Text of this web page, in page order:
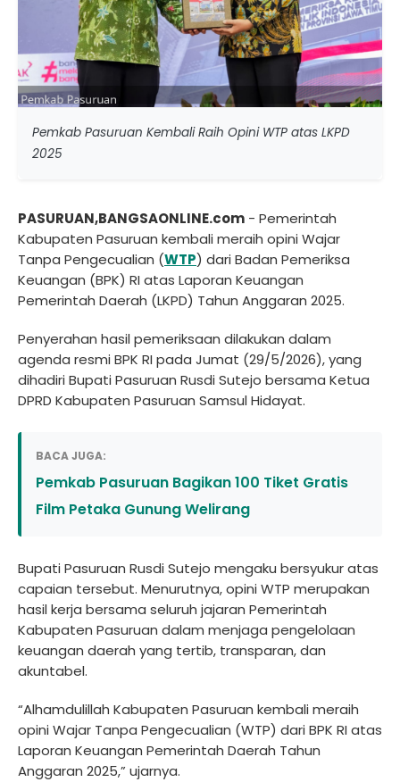
Pemkab Pasuruan Kembali Raih Opini WTP atas LKPD
2025
PASURUAN,BANGSAONLINE.com - Pemerintah
Kabupaten Pasuruan kembali meraih opini Wajar
Tanpa Pengecualian (WTP) dari Badan Pemeriksa
Keuangan (BPK) RI atas Laporan Keuangan
Pemerintah Daerah (LKPD) Tahun Anggaran 2025.
Penyerahan hasil pemeriksaan dilakukan dalam
agenda resmi BPK RI pada Jumat (29/5/2026), yang
dihadiri Bupati Pasuruan Rusdi Sutejo bersama Ketua
DPRD Kabupaten Pasuruan Samsul Hidayat.
BACA JUGA:
Pemkab Pasuruan Bagikan 100 Tiket Gratis
Film Petaka Gunung Welirang
Bupati Pasuruan Rusdi Sutejo mengaku bersyukur atas
capaian tersebut. Menurutnya, opini WTP merupakan
hasil kerja bersama seluruh jajaran Pemerintah
Kabupaten Pasuruan dalam menjaga pengelolaan
keuangan daerah yang tertib, transparan, dan
akuntabel.
“Alhamdulillah Kabupaten Pasuruan kembali meraih
opini Wajar Tanpa Pengecualian (WTP) dari BPK RI atas
Laporan Keuangan Pemerintah Daerah Tahun
Anggaran 2025,” ujarnya.